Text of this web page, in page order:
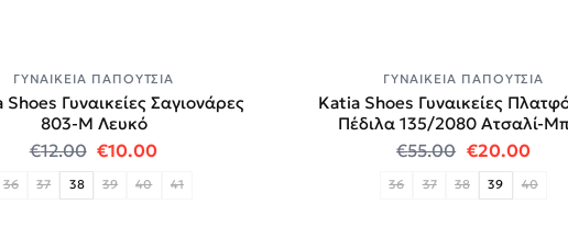
ΓΥΝΑΙΚΕΊΑ ΠΑΠΟΎΤΣΙΑ
Γυναικείες Σαγιονάρες
803-Μ Λευκό
€12.00 Original price was: €12.00.
€10.00Η τρέχουσα τιμή είναι: €10.00.
36 37 38 39 40 41
ΓΥΝΑΙΚΕΊΑ ΠΑΠΟΎΤΣΙΑ
Katia Shoes Γυναικείες
Πέδιλα 135/2080 Ατσαλί-
€55.00 Original
€20.00Η
36 37 38 39 40